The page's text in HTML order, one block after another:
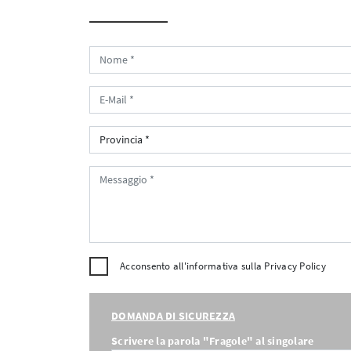
Acconsento all'informativa sulla Privacy Policy
DOMANDA DI SICUREZZA
Scrivere la parola "Fragole" al singolare